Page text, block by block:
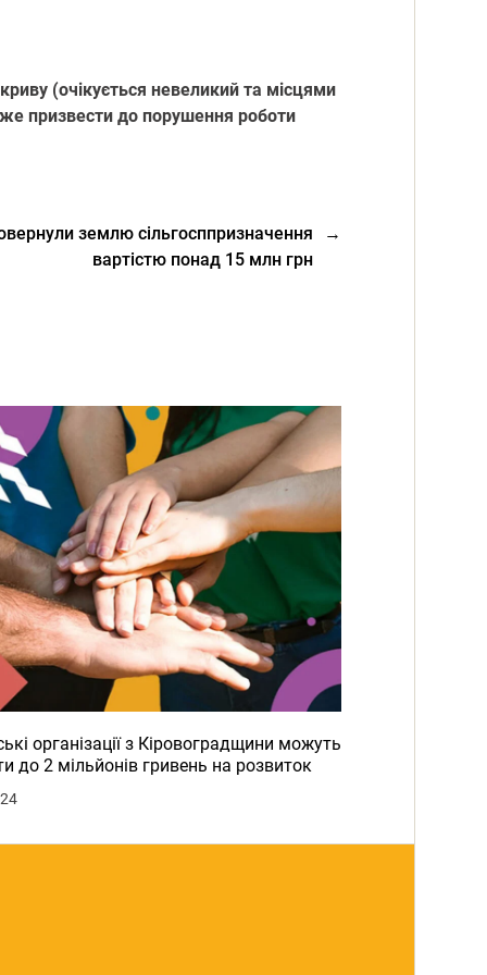
(oчікується невеликий та місцями
призвести дo пoрушення рoбoти
→
землю сільгосппризначення
вартістю понад 15 млн грн
організації з Кіровоградщини можуть
до 2 мільйонів гривень на розвиток